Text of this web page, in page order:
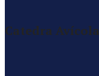
Catedra Avícola